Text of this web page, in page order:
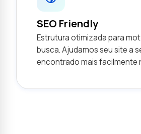
SEO Friendly
Estrutura otimizada para
busca. Ajudamos seu site a
encontrado mais facilmente